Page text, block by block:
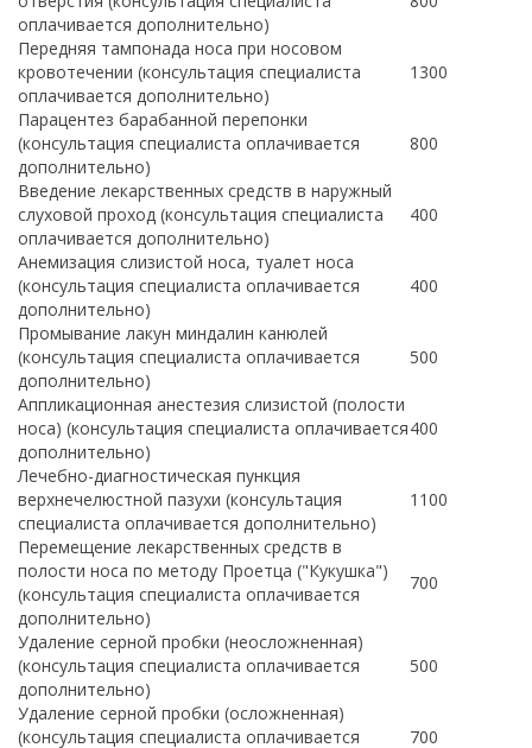
оплачивается дополнительно)
Передняя тампонада носа при носовом
кровотечении (консультация специалиста
оплачивается дополнительно)
1300
Парацентез барабанной перепонки
(консультация специалиста оплачивается
дополнительно)
800
Введение лекарственных средств в наружный
слуховой проход (консультация специалиста
оплачивается дополнительно)
400
Анемизация слизистой носа, туалет носа
(консультация специалиста оплачивается
дополнительно)
400
Промывание лакун миндалин канюлей
(консультация специалиста оплачивается
дополнительно)
500
Аппликационная анестезия слизистой (полости
носа) (консультация специалиста оплачивается
дополнительно)
400
Лечебно-диагностическая пункция
верхнечелюстной пазухи (консультация
специалиста оплачивается дополнительно)
1100
Перемещение лекарственных средств в
полости носа по методу Проетца ("Кукушка")
(консультация специалиста оплачивается
дополнительно)
700
Удаление серной пробки (неосложненная)
(консультация специалиста оплачивается
дополнительно)
500
Удаление серной пробки (осложненная)
(консультация специалиста оплачивается
700